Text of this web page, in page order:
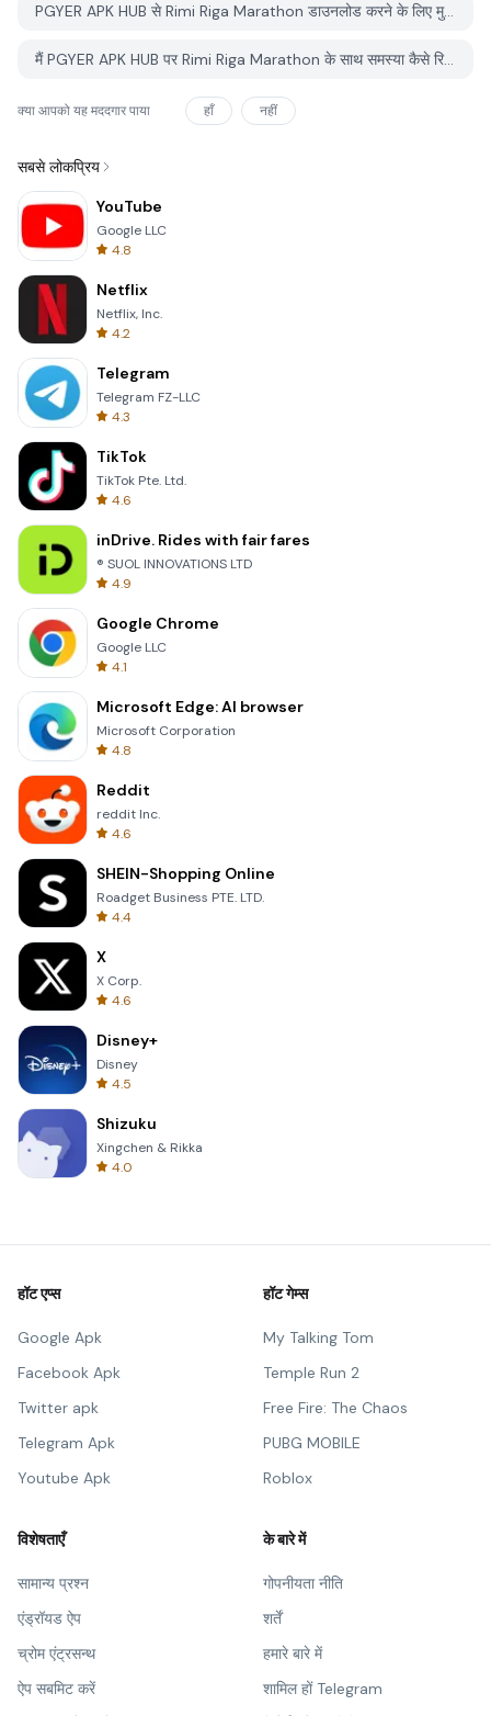
PGYER APK HUB से Rimi Riga Marathon डाउनलोड करने के लिए मुझे एक खाता चाहिए?
मैं PGYER APK HUB पर Rimi Riga Marathon के साथ समस्या कैसे रिपोर्ट कर सकता हूँ?
क्या आपको यह मददगार पाया हाँ नहीं
सबसे लोकप्रिय
YouTube
Google LLC
4.8
Netflix
Netflix, Inc.
4.2
Telegram
Telegram FZ-LLC
4.3
TikTok
TikTok Pte. Ltd.
4.6
inDrive. Rides with fair fares
® SUOL INNOVATIONS LTD
4.9
Google Chrome
Google LLC
4.1
Microsoft Edge: AI browser
Microsoft Corporation
4.8
Reddit
reddit Inc.
4.6
SHEIN-Shopping Online
Roadget Business PTE. LTD.
4.4
X
X Corp.
4.6
Disney+
Disney
4.5
Shizuku
Xingchen & Rikka
4.0
हॉट एप्स
Google Apk
Facebook Apk
Twitter apk
Telegram Apk
Youtube Apk
हॉट गेम्स
My Talking Tom
Temple Run 2
Free Fire: The Chaos
PUBG MOBILE
Roblox
विशेषताएँ
सामान्य प्रश्न
एंड्रॉयड ऐप
च्रोम एंट्रसन्थ
ऐप सबमिट करें
के बारे में
गोपनीयता नीति
शर्तें
हमारे बारे में
शामिल हों Telegram